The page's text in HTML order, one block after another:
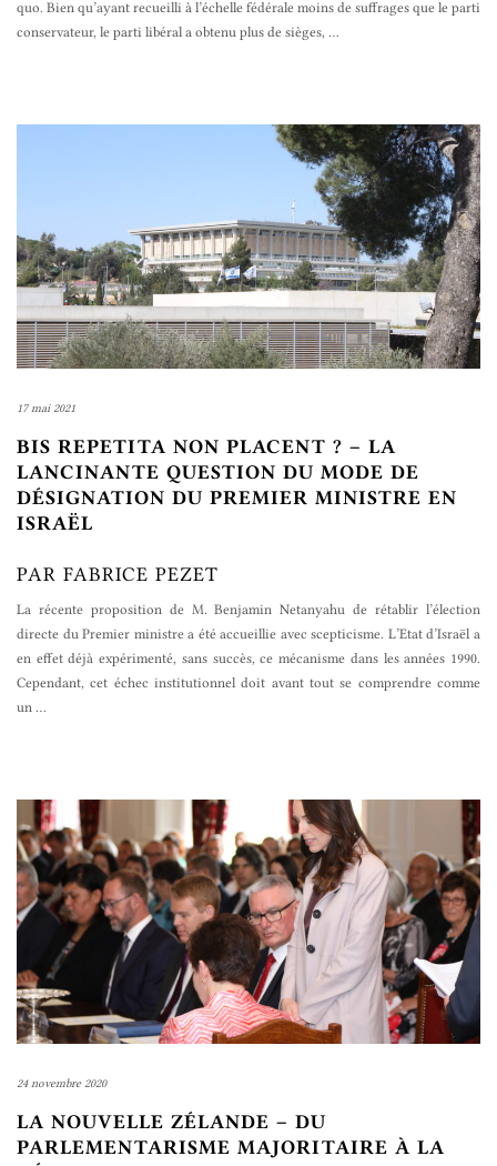
quo. Bien qu’ayant recueilli à l’échelle fédérale moins de suffrages que le parti
conservateur, le parti libéral a obtenu plus de sièges, …
17 mai 2021
BIS REPETITA NON PLACENT ? – LA
LANCINANTE QUESTION DU MODE DE
DÉSIGNATION DU PREMIER MINISTRE EN
ISRAËL
PAR FABRICE PEZET
La récente proposition de M. Benjamin Netanyahu de rétablir l’élection
directe du Premier ministre a été accueillie avec scepticisme. L’Etat d’Israël a
en effet déjà expérimenté, sans succès, ce mécanisme dans les années 1990.
Cependant, cet échec institutionnel doit avant tout se comprendre comme
un …
24 novembre 2020
LA NOUVELLE ZÉLANDE – DU
PARLEMENTARISME MAJORITAIRE À LA